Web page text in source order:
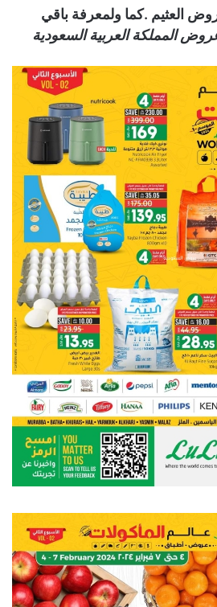
العثيم .كما ولمعرفة باقي
المملكة العربية السعودية